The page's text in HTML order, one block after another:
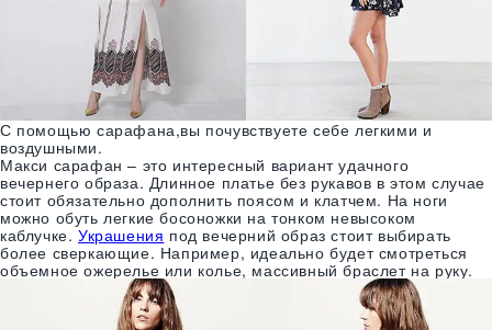
С помощью сарафана,вы почувствуете себе легкими и
воздушными.
Макси сарафан – это интересный вариант удачного
вечернего образа. Длинное платье без рукавов в этом случае
стоит обязательно дополнить поясом и клатчем. На ноги
можно обуть легкие босоножки на тонком невысоком
каблучке.Украшения под вечерний образ стоит выбирать
более сверкающие. Например, идеально будет смотреться
объемное ожерелье или колье, массивный браслет на руку.